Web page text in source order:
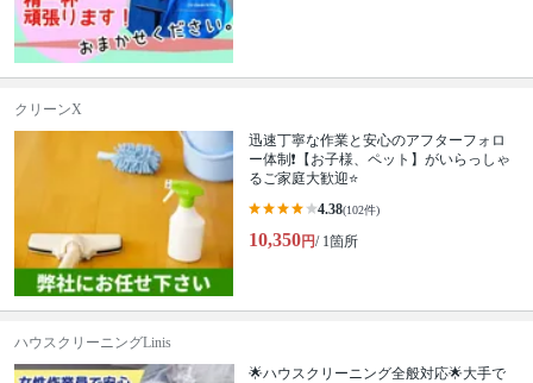
クリーンX
迅速丁寧な作業と安心のアフターフォロ
ー体制❗️【お子様、ペット】がいらっしゃ
るご家庭大歓迎⭐️
4.38(102件)
10,350円/ 1箇所
ハウスクリーニングLinis
🌟ハウスクリーニング全般対応🌟大手で